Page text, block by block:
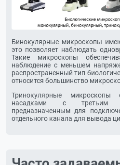
Бинокулярные микроскопы
это позволяет наблюдать
Такие микроскопы
наблюдение с меньшем
распространенный тип
относится большинство
Тринокулярные микроскопы
насадками с третьим
предназначенным для
отдельного канала для вывода